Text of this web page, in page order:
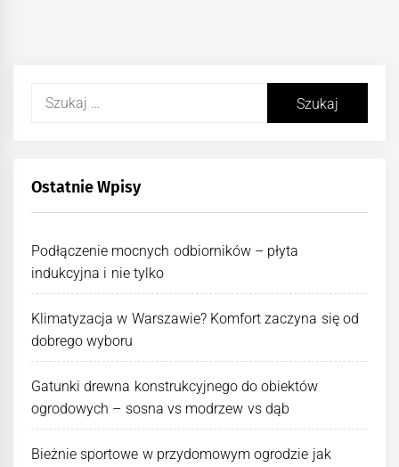
Szukaj:
Ostatnie Wpisy
Podłączenie mocnych odbiorników – płyta
indukcyjna i nie tylko
Klimatyzacja w Warszawie? Komfort zaczyna się od
dobrego wyboru
Gatunki drewna konstrukcyjnego do obiektów
ogrodowych – sosna vs modrzew vs dąb
Bieżnie sportowe w przydomowym ogrodzie jak